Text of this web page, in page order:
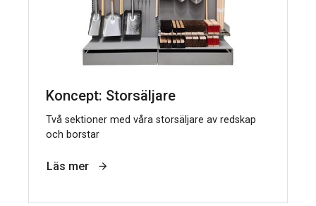
Koncept: Storsäljare
Två sektioner med våra storsäljare av redskap
och borstar
Läs mer